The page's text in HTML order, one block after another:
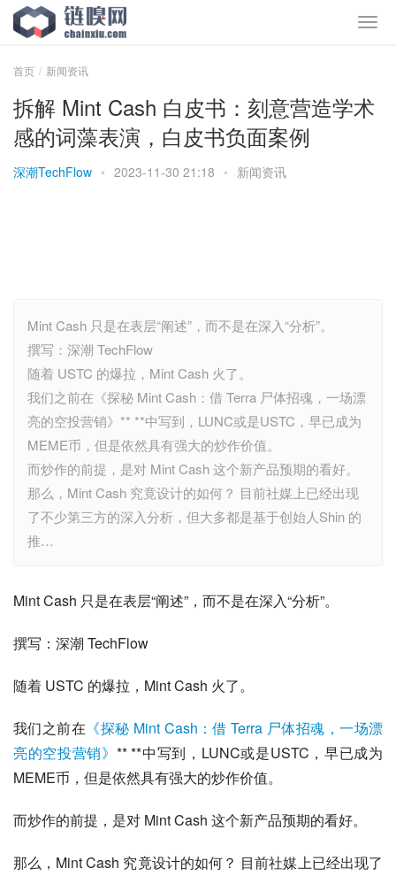
首页 新闻资讯
拆解 Mint Cash 白皮书：刻意营造学术
感的词藻表演，白皮书负面案例
深潮TechFlow • 2023-11-30 21:18 • 新闻资讯
Mint Cash 只是在表层“阐述”，而不是在深入“分析”。
撰写：深潮 TechFlow
随着 USTC 的爆拉，Mint Cash 火了。
我们之前在《探秘 Mint Cash：借 Terra 尸体招魂，一场漂
亮的空投营销》** **中写到，LUNC或是USTC，早已成为
MEME币，但是依然具有强大的炒作价值。
而炒作的前提，是对 Mint Cash 这个新产品预期的看好。
那么，Mint Cash 究竟设计的如何？ 目前社媒上已经出现
了不少第三方的深入分析，但大多都是基于创始人Shin 的
推…
Mint Cash 只是在表层“阐述”，而不是在深入“分析”。
撰写：深潮 TechFlow
随着 USTC 的爆拉，Mint Cash 火了。
我们之前在 《探秘 Mint Cash：借 Terra 尸体招魂，一场漂
亮的空投营销》 ** **中写到，LUNC或是USTC，早已成为
MEME币，但是依然具有强大的炒作价值。
而炒作的前提，是对 Mint Cash 这个新产品预期的看好。
那么，Mint Cash 究竟设计的如何？ 目前社媒上已经出现了